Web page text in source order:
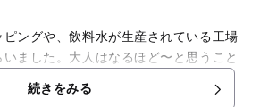
ングや、飲料水が生産されている工場
ました。大人はなるほど〜と思うこと
になってしまいました。最後に、サント
続きをみる